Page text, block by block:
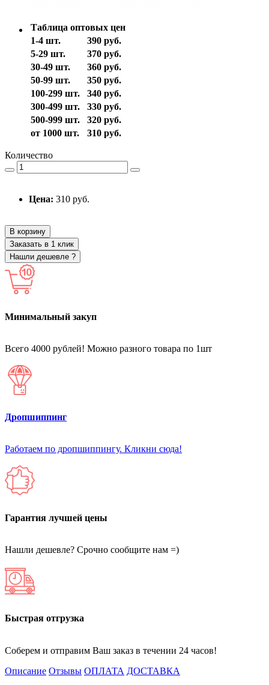
Таблица оптовых цен
1-4 шт.
390 руб.
5-29 шт.
370 руб.
30-49 шт.
360 руб.
50-99 шт.
350 руб.
100-299 шт.
340 руб.
300-499 шт.
330 руб.
500-999 шт.
320 руб.
от 1000 шт.
310 руб.
Количество
Цена: 310 руб.
В корзину
Заказать в 1 клик
Нашли дешевле ?
Минимальный закуп
Всего 4000 рублей! Можно разного товара по 1шт
Дропшиппинг
Работаем по дропшиппингу. Кликни сюда!
Гарантия лучшей цены
Нашли дешевле? Срочно сообщите нам =)
Быстрая отгрузка
Соберем и отправим Ваш заказ в течении 24 часов!
Описание Отзывы ОПЛАТА ДОСТАВКА